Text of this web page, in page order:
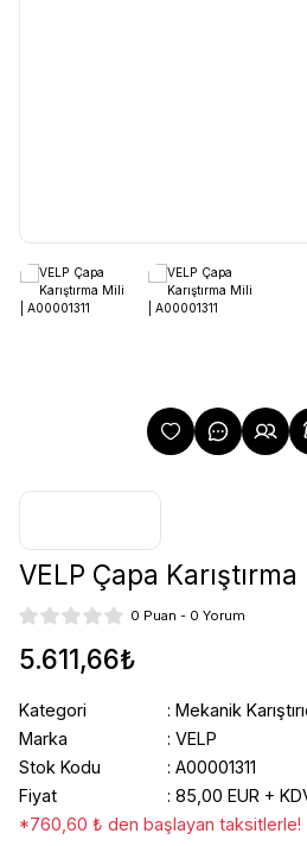
VELP Çapa
0 Puan - 0 Yorum
5.611,66₺
Kategori
Mekanik
Marka
VELP
Stok Kodu
A00001311
Fiyat
85,00 EUR +
*760,60 ₺ den başlayan taksitlerle!